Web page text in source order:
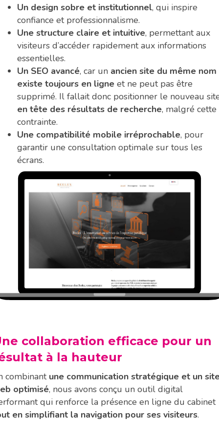
Un design sobre et institutionnel, qui inspire
confiance et professionnalisme.
Une structure claire et intuitive, permettant aux
visiteurs d’accéder rapidement aux informations
essentielles.
Un SEO avancé, car un ancien site du même nom
existe toujours en ligne et ne peut pas être
supprimé. Il fallait donc positionner le nouveau
en tête des résultats de recherche, malgré cette
contrainte.
Une compatibilité mobile irréprochable, pour
garantir une consultation optimale sur tous les
écrans.
collaboration efficace pour un
à la hauteur
combinant une communication stratégique et un
optimisé, nous avons conçu un outil digital
qui renforce la présence en ligne du cabinet
en simplifiant la navigation pour ses visiteurs.